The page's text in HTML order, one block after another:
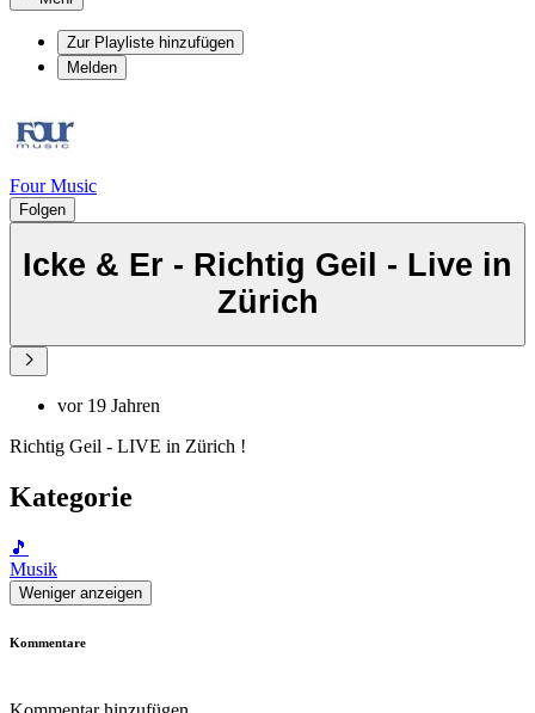
Zur Playliste hinzufügen
Melden
Four Music
Folgen
Icke & Er - Richtig Geil - Live in
Zürich
vor 19 Jahren
Richtig Geil - LIVE in Zürich !
Kategorie
🎵
Musik
Weniger anzeigen
Kommentare